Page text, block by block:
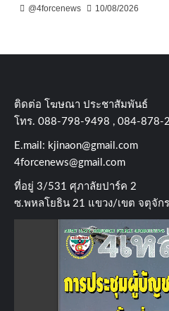
@4forcenews 10/08/2026
ติดต่อ​ โฆษณา​ ประชาสัมพันธ์
โทร​. 088-798-9498 , 084-878-
E.mail: kjinaon@gmail.com
4forcenews@gmail.com
ที่อยู่​ 3/531​ ศุภาลัยปาร์ค​ 2
ซ.พหลโยธิน​ 21​ แขวง/เขต​ จตุจัก